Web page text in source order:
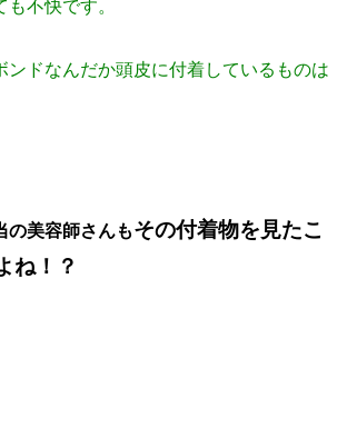
不快です。
ンドなんだか頭皮に付着しているものは
の美容師さんもその付着物を見たこ
ね！？